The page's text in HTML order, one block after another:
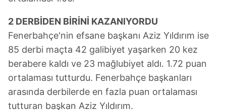
2 DERBİDEN BİRİNİ KAZANIYORDU
Fenerbahçe'nin efsane başkanı Aziz Yıldırım ise
85 derbi maçta 42 galibiyet yaşarken 20 kez
berabere kaldı ve 23 mağlubiyet aldı. 1.72 puan
ortalaması tutturdu. Fenerbahçe başkanları
arasında derbilerde en fazla puan ortalaması
tutturan başkan Aziz Yıldırım.